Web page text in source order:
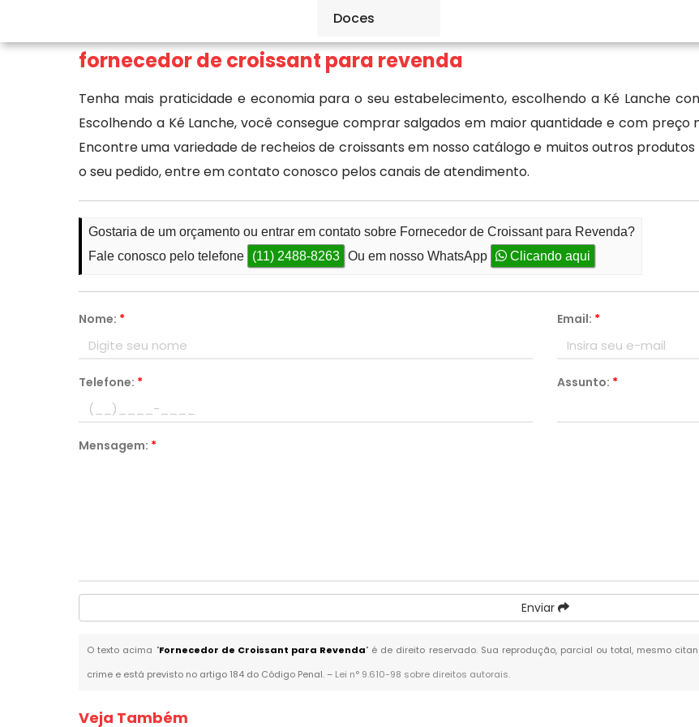
Doces
Tenha variedade escolhendo a Ké Lanche como o
fornecedor de croissant para revenda
Tenha mais praticidade e economia para o seu estabelecimento, escolhendo a Ké Lanche
Escolhendo a Ké Lanche, você consegue comprar salgados em maior quantidade e com
Encontre uma variedade de recheios de croissants em nosso catálogo e muitos outros
o seu pedido, entre em contato conosco pelos canais de atendimento.
Gostaria de um orçamento ou entrar em contato sobre Fornecedor de Croissant para Revenda?
Fale conosco pelo telefone
(11) 2488-8263 Ou em nosso WhatsApp Clicando aqui
Nome: * Email: *
Telefone: * Assunto: *
Mensagem: *
Enviar
O texto acima "Fornecedor de Croissant para Revenda" é de direito reservado. Sua reprodução, parcial ou total, mesmo
crime e está previsto no artigo 184 do Código Penal. – Lei n° 9.610-98 sobre direitos autorais.
Veja Também